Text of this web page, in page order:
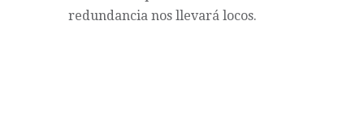
redundancia nos llevará locos.